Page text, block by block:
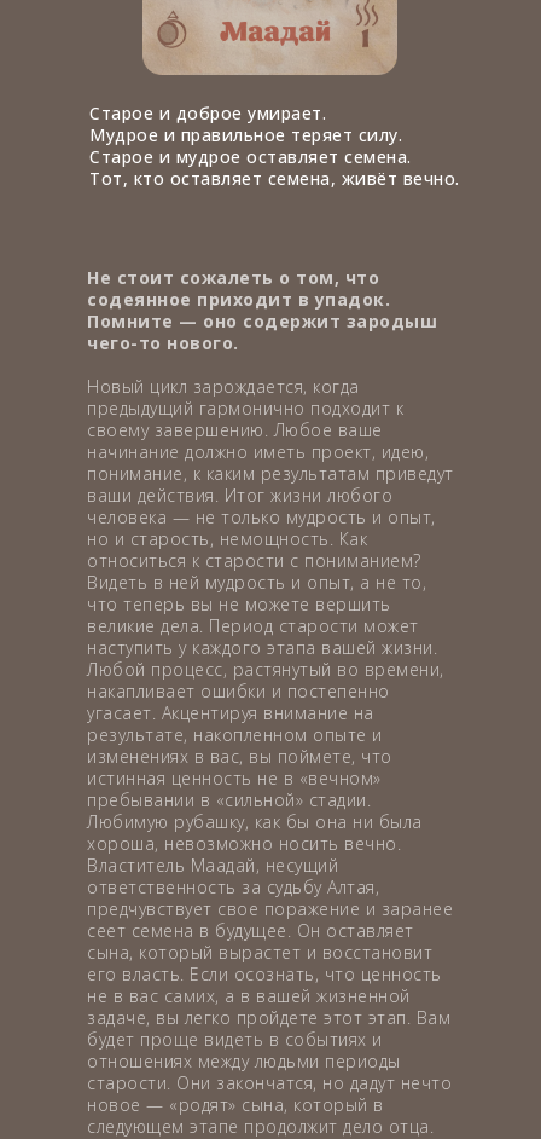
Старое и доброе умирает.
Мудрое и правильное теряет силу.
Старое и мудрое оставляет семена.
Тот, кто оставляет семена, живёт вечно.
Не стоит сожалеть о том, что
содеянное приходит в упадок.
Помните — оно содержит зародыш
чего-то нового.
Новый цикл зарождается, когда
предыдущий гармонично подходит к
своему завершению. Любое ваше
начинание должно иметь проект, идею,
понимание, к каким результатам приведут
ваши действия. Итог жизни любого
человека — не только мудрость и опыт,
но и старость, немощность. Как
относиться к старости с пониманием?
Видеть в ней мудрость и опыт, а не то,
что теперь вы не можете вершить
великие дела. Период старости может
наступить у каждого этапа вашей жизни.
Любой процесс, растянутый во времени,
накапливает ошибки и постепенно
угасает. Акцентируя внимание на
результате, накопленном опыте и
изменениях в вас, вы поймете, что
истинная ценность не в «вечном»
пребывании в «сильной» стадии.
Любимую рубашку, как бы она ни была
хороша, невозможно носить вечно.
Властитель Маадай, несущий
ответственность за судьбу Алтая,
предчувствует свое поражение и заранее
сеет семена в будущее. Он оставляет
сына, который вырастет и восстановит
его власть. Если осознать, что ценность
не в вас самих, а в вашей жизненной
задаче, вы легко пройдете этот этап. Вам
будет проще видеть в событиях и
отношениях между людьми периоды
старости. Они закончатся, но дадут нечто
новое — «родят» сына, который в
следующем этапе продолжит дело отца.